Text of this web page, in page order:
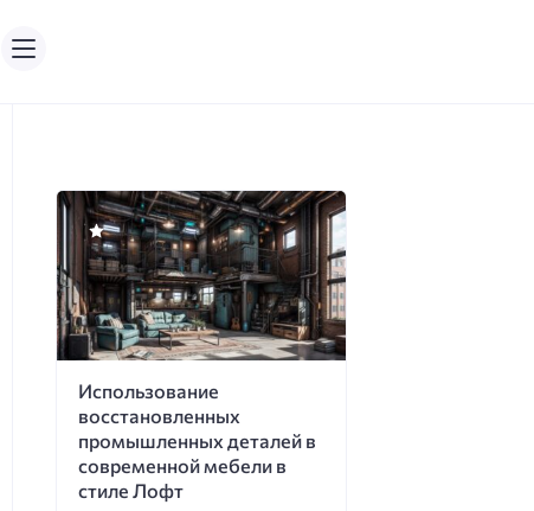
Использование
восстановленных
промышленных деталей в
современной мебели в
стиле Лофт